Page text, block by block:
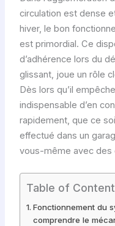
circulation est dense
hiver, le bon
est primordial. Ce
d’adhérence lors du
glissant, joue un rôle
Dès lors qu’il
indispensable d’en
rapidement, que ce
effectué dans un
vous-même avec des
Table of
Fonctionnement du
comprendre le